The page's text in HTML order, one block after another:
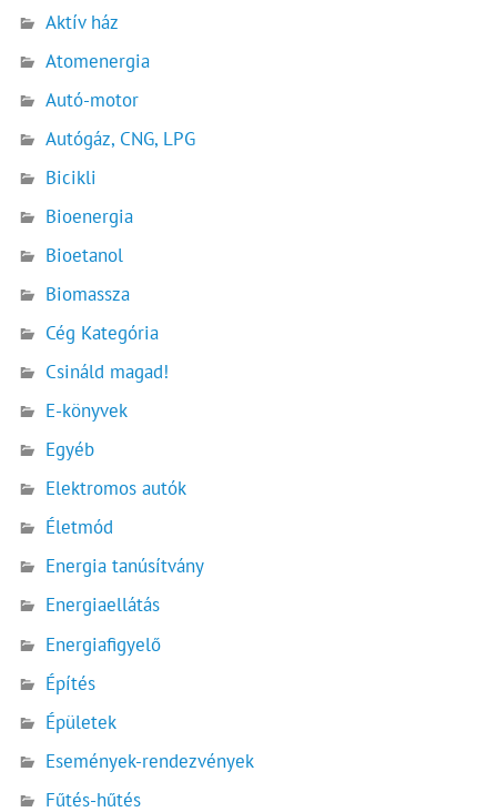
Aktív ház
Atomenergia
Autó-motor
Autógáz, CNG, LPG
Bicikli
Bioenergia
Bioetanol
Biomassza
Cég Kategória
Csináld magad!
E-könyvek
Egyéb
Elektromos autók
Életmód
Energia tanúsítvány
Energiaellátás
Energiafigyelő
Építés
Épületek
Események-rendezvények
Fűtés-hűtés